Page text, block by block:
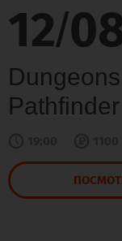
12/
Pathfinder